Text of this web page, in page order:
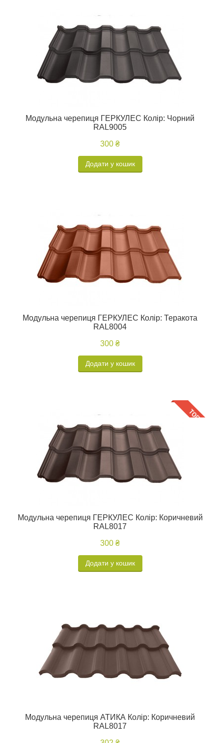
Модульна черепиця ГЕРКУЛЕС Колір: Чорний
RAL9005
300 ₴
Додати у кошик
Модульна черепиця ГЕРКУЛЕС Колір: Теракота
RAL8004
300 ₴
Додати у кошик
Модульна черепиця ГЕРКУЛЕС Колір: Коричневий
RAL8017
300 ₴
Додати у кошик
Модульна черепиця АТИКА Колір: Коричневий
RAL8017